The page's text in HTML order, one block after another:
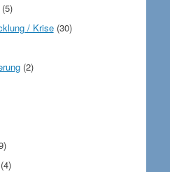
/ Krise(30)
(2)